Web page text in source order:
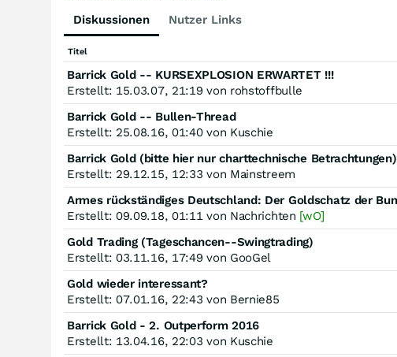
Diskussionen Nutzer Links
Titel
Barrick Gold -- KURSEXPLOSION ERWARTET !!!
Erstellt: 15.03.07, 21:19 von rohstoffbulle
Barrick Gold -- Bullen-Thread
Erstellt: 25.08.16, 01:40 von Kuschie
Barrick Gold (bitte hier nur charttechnische Betrachtungen)
Erstellt: 29.12.15, 12:33 von Mainstreem
Erstellt: 09.09.18, 01:11 von Nachrichten [wO]
Gold Trading (Tageschancen--Swingtrading)
Erstellt: 03.11.16, 17:49 von GooGel
Gold wieder interessant?
Erstellt: 07.01.16, 22:43 von Bernie85
Barrick Gold - 2. Outperform 2016
Erstellt: 13.04.16, 22:03 von Kuschie